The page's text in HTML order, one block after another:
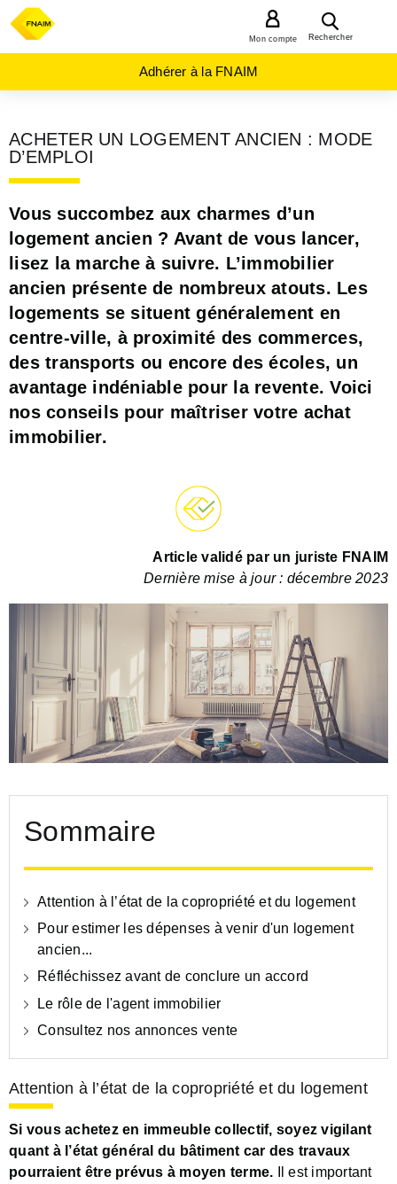
Rechercher
Mon compte
Adhérer à la FNAIM
ACHETER UN LOGEMENT ANCIEN : MODE
D’EMPLOI
Vous succombez aux charmes d’un
logement ancien ? Avant de vous lancer,
lisez la marche à suivre. L’immobilier
ancien présente de nombreux atouts. Les
logements se situent généralement en
centre-ville, à proximité des commerces,
des transports ou encore des écoles, un
avantage indéniable pour la revente. Voici
nos conseils pour maîtriser votre achat
immobilier.
Article validé par un juriste FNAIM
Dernière mise à jour : décembre 2023
Sommaire
Attention à l’état de la copropriété et du logement
Pour estimer les dépenses à venir d'un logement
ancien...
Réfléchissez avant de conclure un accord
Le rôle de l'agent immobilier
Consultez nos annonces vente
Attention à l’état de la copropriété et du logement
Si vous achetez en immeuble collectif, soyez vigilant
quant à l’état général du bâtiment car des travaux
pourraient être prévus à moyen terme.
Il est important